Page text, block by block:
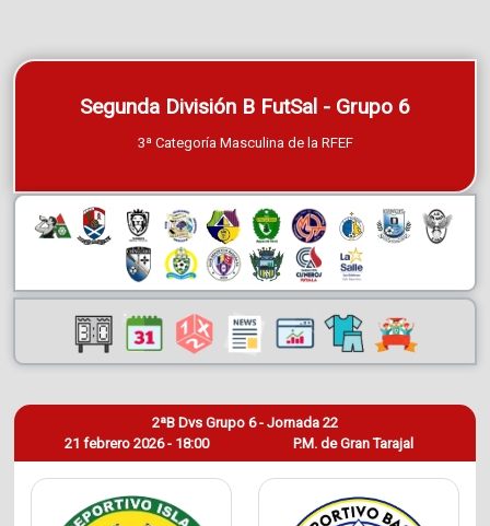
Segunda División B FutSal - Grupo 6
3ª Categoría Masculina de la RFEF
21 febrero 2026 - 18:00
2ªB Dvs Grupo 6 - Jornada 22
P.M. de Gran Tarajal